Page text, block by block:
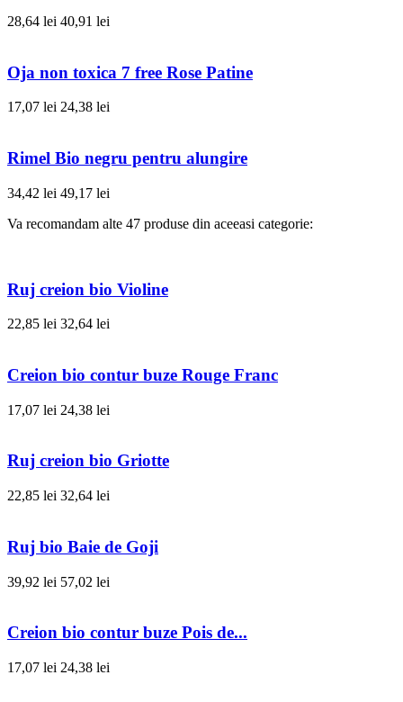
28,64 lei 40,91 lei
Oja non toxica 7 free Rose Patine
17,07 lei 24,38 lei
Rimel Bio negru pentru alungire
34,42 lei 49,17 lei
Va recomandam alte 47 produse din aceeasi categorie:
Ruj creion bio Violine
22,85 lei 32,64 lei
Creion bio contur buze Rouge Franc
17,07 lei 24,38 lei
Ruj creion bio Griotte
22,85 lei 32,64 lei
Ruj bio Baie de Goji
39,92 lei 57,02 lei
Creion bio contur buze Pois de...
17,07 lei 24,38 lei